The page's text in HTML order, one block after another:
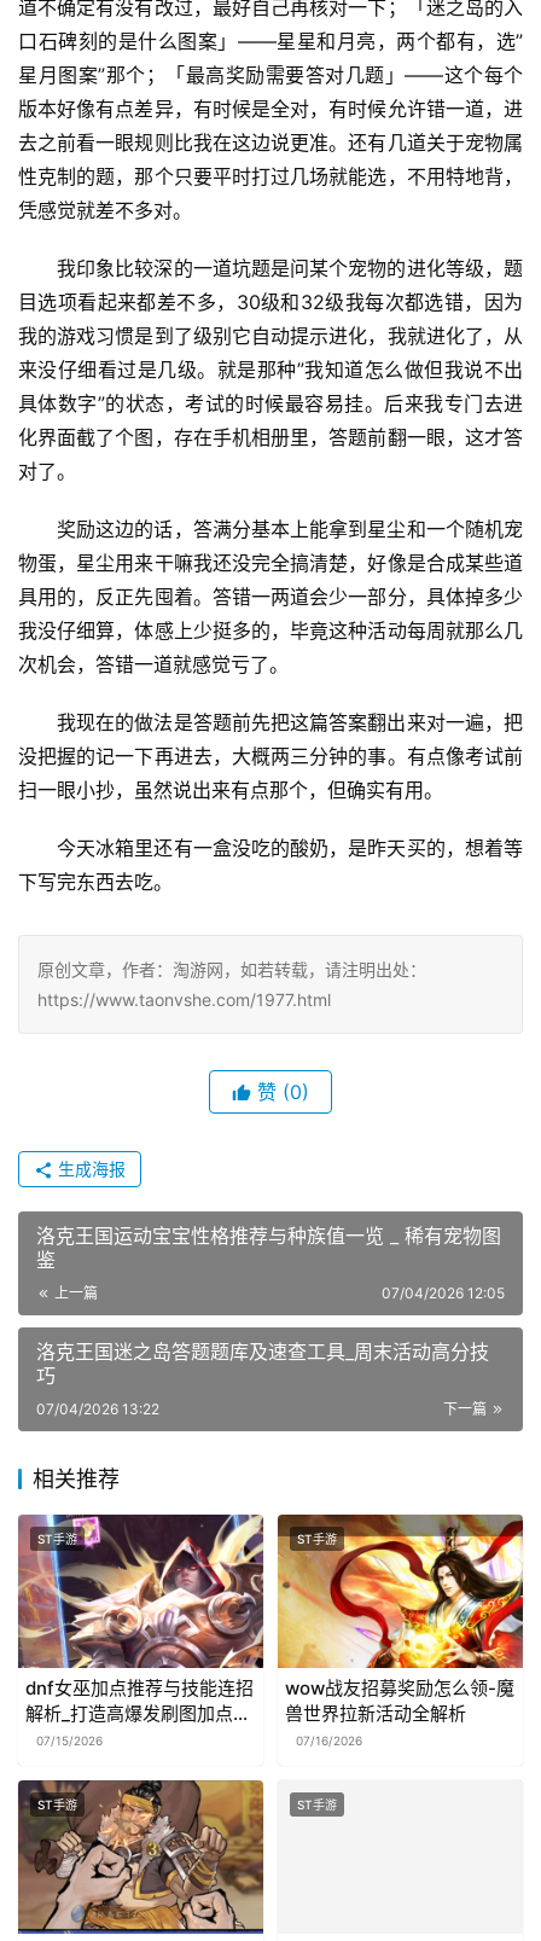
道不确定有没有改过，最好自己再核对一下；「迷之岛的入
口石碑刻的是什么图案」——星星和月亮，两个都有，选”
星月图案”那个；「最高奖励需要答对几题」——这个每个
版本好像有点差异，有时候是全对，有时候允许错一道，进
去之前看一眼规则比我在这边说更准。还有几道关于宠物属
性克制的题，那个只要平时打过几场就能选，不用特地背，
凭感觉就差不多对。
我印象比较深的一道坑题是问某个宠物的进化等级，题
目选项看起来都差不多，30级和32级我每次都选错，因为
我的游戏习惯是到了级别它自动提示进化，我就进化了，从
来没仔细看过是几级。就是那种”我知道怎么做但我说不出
具体数字”的状态，考试的时候最容易挂。后来我专门去进
化界面截了个图，存在手机相册里，答题前翻一眼，这才答
对了。
奖励这边的话，答满分基本上能拿到星尘和一个随机宠
物蛋，星尘用来干嘛我还没完全搞清楚，好像是合成某些道
具用的，反正先囤着。答错一两道会少一部分，具体掉多少
我没仔细算，体感上少挺多的，毕竟这种活动每周就那么几
次机会，答错一道就感觉亏了。
我现在的做法是答题前先把这篇答案翻出来对一遍，把
没把握的记一下再进去，大概两三分钟的事。有点像考试前
扫一眼小抄，虽然说出来有点那个，但确实有用。
今天冰箱里还有一盒没吃的酸奶，是昨天买的，想着等
下写完东西去吃。
原创文章，作者：淘游网，如若转载，请注明出处：
https://www.taonvshe.com/1977.html
赞 (0)
生成海报
洛克王国运动宝宝性格推荐与种族值一览 _ 稀有宠物图
鉴
上一篇 07/04/2026 12:05
洛克王国迷之岛答题题库及速查工具_周末活动高分技
巧
下一篇
07/04/2026 13:22
相关推荐
ST手游
dnf女巫加点推荐与技能连招
解析_打造高爆发刷图加点方
案
07/15/2026
ST手游
wow战友招募奖励怎么领-魔
兽世界拉新活动全解析
07/16/2026
ST手游 ST手游